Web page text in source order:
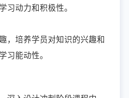
习动力和积极性。
，培养学员对知识的兴趣和
习能动性。